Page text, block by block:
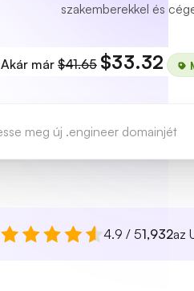
szakemberekkel és
Akár már $41.65 $33.32
4.9 / 51,932az